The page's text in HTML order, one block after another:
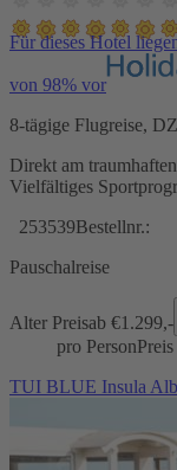
Für dieses Hotel
von 98% vor
8-tägige Flugreise,
Direkt am
Vielfältiges
253539Bestellnr.:
Pauschalreise
Alter Preisab €1.299,-
pro Person
TUI BLUE Insula